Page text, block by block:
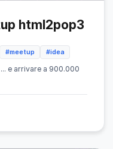
html2pop3
#meetup #idea
e arrivare a 900.000